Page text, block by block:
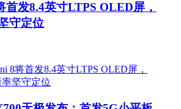
首发8.4英寸LTPS OLED屏，
守定位